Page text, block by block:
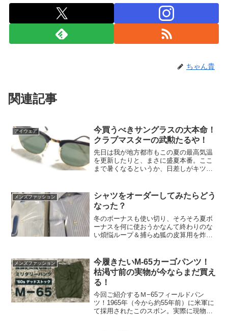
ちゃん貴
関連記事
アイウェア
今買うべきサングラスの大本命！
クラブマスターの武勲たるや！
先日は我が地方都市もこの夏の最高気温
を更新したりと、まさに盛夏本番。ここ
まで暑くなるというか、日差しがキツく
メンズファッション
シャツをオーダーしてみたらどう
なった？
冬のボーナスも使い切り、そろそろ夏ボ
ーナスを何に使おうかなんて終わりのな
い煩悩ループ＆捕らぬ狐の皮算用を炸裂
メンズファッション
今履きたいM-65カーゴパンツ！
枯渇寸前の実物が今ならまだ買え
る！
今回ご紹介するＭ−65フィールドパン
ツ！1965年（今から約55年前）に米軍に
て採用されたこのスボン。実際に現物を